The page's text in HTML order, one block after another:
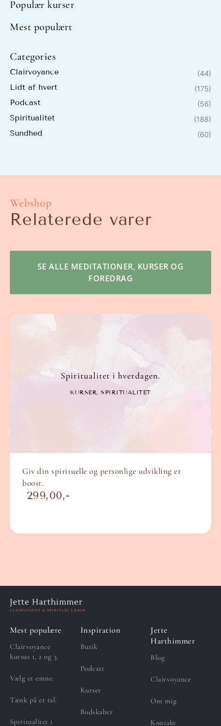
Populær kurser
Mest populært
Categories
Clairvoyance (44)
Lidt af hvert (175)
Podcast (56)
Spiritualitet (188)
Sundhed (60)
Webshop
Relaterede varer
SE ALLE MEDITATIONER, KURSER OG
FOREDRAG
Spiritualitet i hverdagen.
KURSER ,SPIRITUALITET
Giv din spirituelle og personlige udvikling et
boost.
299,00
Jette Harthimmer
CLAIRVOYANT & SPIRITUEL LÆRER
Mest populære
Clairvoyance
kursus 1, 2 og 3.
Vælg et emne.
Tænk på et tal.
Spiritualitet i
Inspiration
Butik
Podcast
Kurser
Budskaber
Jette
Harthimmer
Blog
Clairvoyance
Om mig
Kontakt